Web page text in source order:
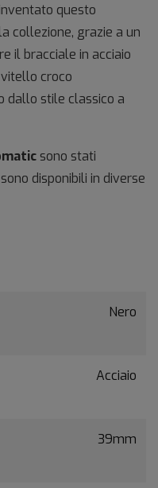
questo
collezione, grazie a un
il bracciale in acciaio
croco
dallo stile classico a
sono stati
disponibili in diverse
Nero
Acciaio
39mm